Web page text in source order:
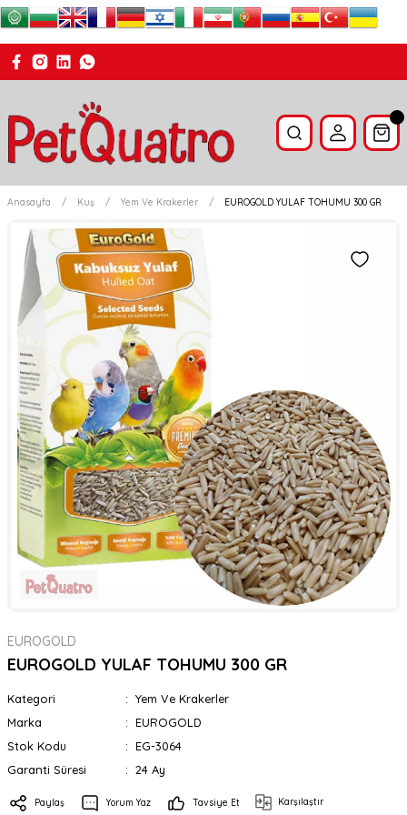
Anasayfa Kuş Yem Ve Krakerler EUROGOLD YULAF TOHUMU 300 GR
EUROGOLD
EUROGOLD YULAF TOHUMU 300 GR
Kategori
Yem Ve Krakerler
Marka
EUROGOLD
Stok Kodu
EG-3064
Garanti Süresi
24 Ay
Paylaş Yorum Yaz Tavsiye Et Karşılaştır